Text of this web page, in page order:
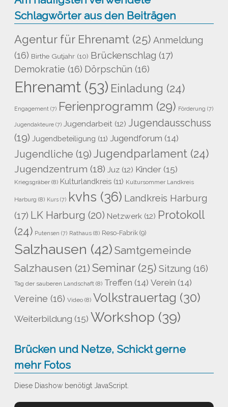
Schlagwörter aus den Beiträgen
Agentur für Ehrenamt (25) Anmeldung
(16) Birthe Gutjahr (10) Brückenschlag (17)
Demokratie (16) Dörpschün (16)
Ehrenamt (53) Einladung (24)
Engagement (7) Ferienprogramm (29) Förderung (7)
Jugendakteure (7) Jugendarbeit (12) Jugendausschuss
(19) Jugendbeteiligung (11) Jugendforum (14)
Jugendliche (19) Jugendparlament (24)
Jugendzentrum (18) Juz (12) Kinder (15)
Kriegsgräber (8) Kulturlandkreis (11) Kultursommer Landkreis
Harburg (8) Kurs (7) kvhs (36) Landkreis Harburg
(17) LK Harburg (20) Netzwerk (12) Protokoll
(24) Putensen (7) Rathaus (8) Reso-Fabrik (9)
Salzhausen (42) Samtgemeinde
Salzhausen (21) Seminar(25) Sitzung (16)
Tag der sauberen Landschaft (8) Treffen (14) Verein (14)
Vereine (16) Video (8) Volkstrauertag (30)
Weiterbildung (15) Workshop (39)
Brücken und Netze, Schickt gerne
mehr Fotos
Diese Diashow benötigt JavaScript.